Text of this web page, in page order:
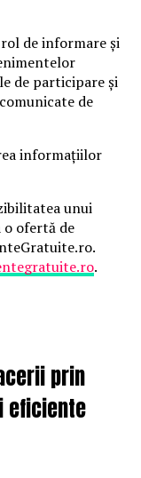
de informare și
de participare și
de
informațiilor
unui
ofertă de
.
prin
eficiente